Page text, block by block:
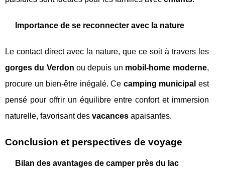
Importance de se reconnecter avec la nature
Le contact direct avec la nature, que ce soit à travers les
gorges du Verdon ou depuis un mobil-home moderne,
procure un bien-être inégalé. Ce camping municipal est
pensé pour offrir un équilibre entre confort et immersion
naturelle, favorisant des vacances apaisantes.
Conclusion et perspectives de voyage
Bilan des avantages de camper près du lac